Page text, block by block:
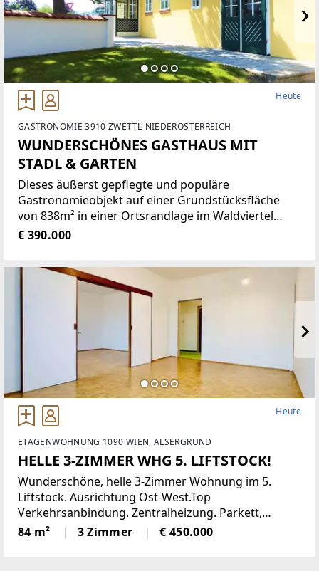
Heute
GASTRONOMIE 3910 ZWETTL-NIEDERÖSTERREICH
WUNDERSCHÖNES GASTHAUS MIT
STADL & GARTEN
Dieses äußerst gepflegte und populäre
Gastronomieobjekt auf einer Grundstücksfläche
von 838m² in einer Ortsrandlage im Waldviertel
bietet eine Vielzahl von Nutzungsmöglichkeiten wie
€ 390.000
Heute
ETAGENWOHNUNG 1090 WIEN, ALSERGRUND
HELLE 3-ZIMMER WHG 5. LIFTSTOCK!
Wunderschöne, helle 3-Zimmer Wohnung im 5.
Liftstock. Ausrichtung Ost-West.Top
Verkehrsanbindung. Zentralheizung. Parkett,
Jalousien, Abstellraum. Kellerabteil.Diese
lichtdurchflutete Etagenwohnung bietet reichlich
84 m² 3 Zimmer € 450.000